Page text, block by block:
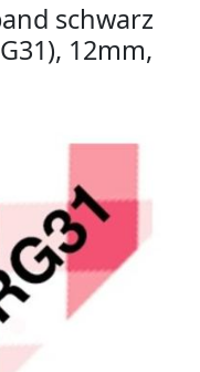
schwarz
12mm,